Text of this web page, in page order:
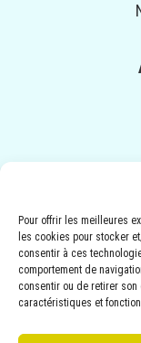
Pour offrir les meilleures
les cookies pour stocker
consentir à ces
comportement de
consentir ou de retirer son
caractéristiques et
© COPYRIGHT
Illustrations